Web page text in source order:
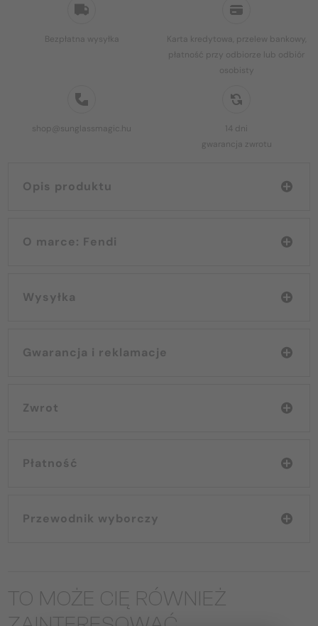
Bezpłatna wysyłka
Karta kredytowa, przelew bankowy,
płatność przy odbiorze lub odbiór
osobisty
shop@sunglassmagic.hu
14 dni
gwarancja zwrotu
Opis produktu
O marce: Fendi
Wysyłka
Gwarancja i reklamacje
Zwrot
Płatność
Przewodnik wyborczy
TO MOŻE CIĘ RÓWNIEŻ